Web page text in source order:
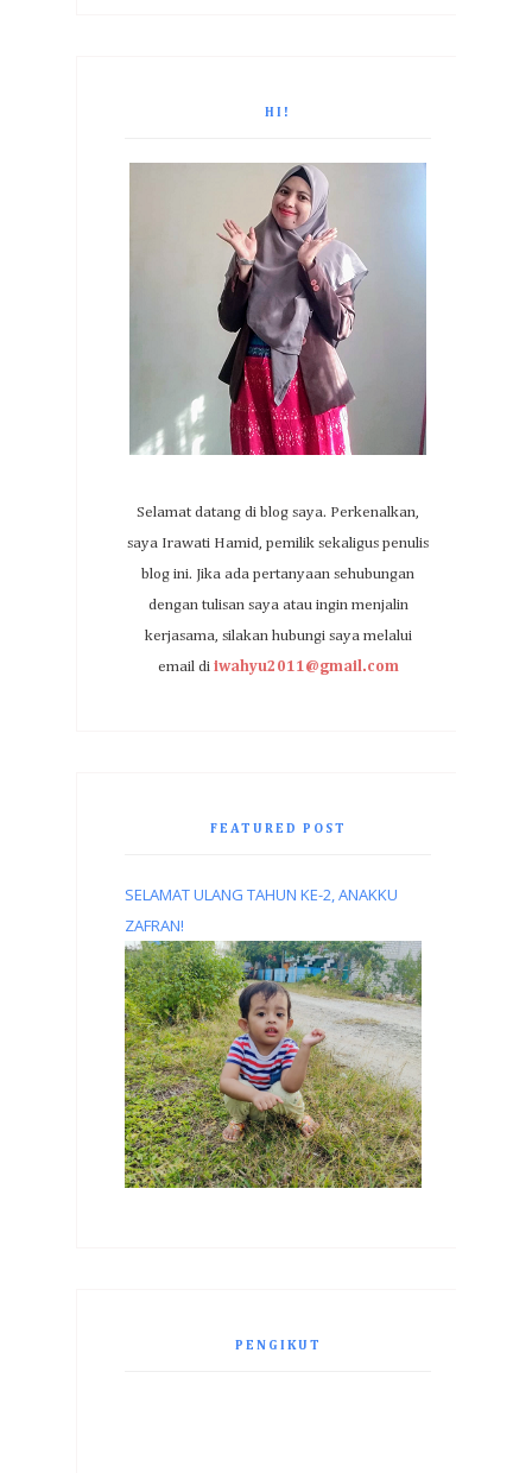
HI!
Selamat datang di blog saya. Perkenalkan,
saya Irawati Hamid, pemilik sekaligus penulis
blog ini. Jika ada pertanyaan sehubungan
dengan tulisan saya atau ingin menjalin
kerjasama, silakan hubungi saya melalui
email di iwahyu2011@gmail.com
FEATURED POST
SELAMAT ULANG TAHUN KE-2, ANAKKU
ZAFRAN!
PENGIKUT